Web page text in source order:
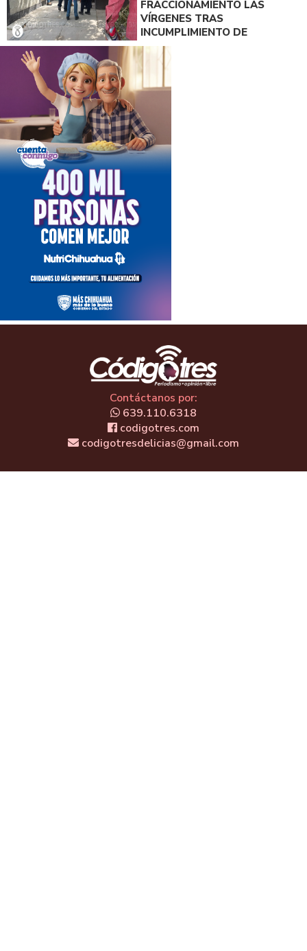
FRACCIONAMIENTO LAS
VÍRGENES TRAS
INCUMPLIMIENTO DE
ACUERDO DE PAGO
Contáctanos por:
639.110.6318
codigotres.com
codigotresdelicias@gmail.com